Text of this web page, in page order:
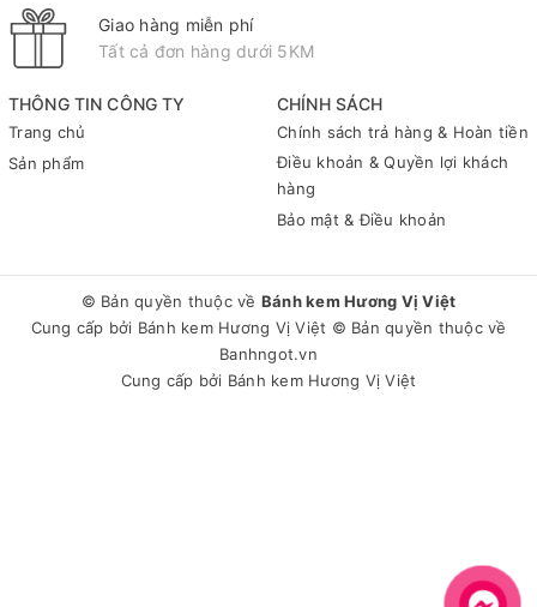
THÔNG TIN CÔNG TY
Trang chủ
Sản phẩm
CHÍNH SÁCH
Chính sách trả hàng & Hoàn tiền
Điều khoản & Quyền lợi khách
hàng
Bảo mật & Điều khoản
Giao hàng miễn phí
Tất cả đơn hàng dưới 5KM
© Bản quyền thuộc về Bánh kem Hương Vị Việt
Cung cấp bởi Bánh kem Hương Vị Việt © Bản quyền thuộc về
Banhngot.vn
Cung cấp bởi Bánh kem Hương Vị Việt